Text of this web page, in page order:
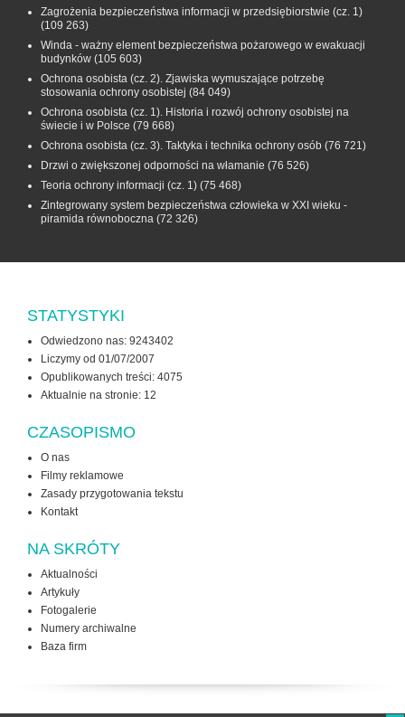
Zagrożenia bezpieczeństwa informacji w przedsiębiorstwie (cz. 1)
(109 263)
Winda - ważny element bezpieczeństwa pożarowego w ewakuacji
budynków (105 603)
Ochrona osobista (cz. 2). Zjawiska wymuszające potrzebę
stosowania ochrony osobistej (84 049)
Ochrona osobista (cz. 1). Historia i rozwój ochrony osobistej na
świecie i w Polsce (79 668)
Ochrona osobista (cz. 3). Taktyka i technika ochrony osób (76 721)
Drzwi o zwiększonej odporności na włamanie (76 526)
Teoria ochrony informacji (cz. 1) (75 468)
Zintegrowany system bezpieczeństwa człowieka w XXI wieku -
piramida równoboczna (72 326)
STATYSTYKI
Odwiedzono nas: 9243402
Liczymy od 01/07/2007
Opublikowanych treści: 4075
Aktualnie na stronie: 12
CZASOPISMO
O nas
Filmy reklamowe
Zasady przygotowania tekstu
Kontakt
NA SKRÓTY
Aktualności
Artykuły
Fotogalerie
Numery archiwalne
Baza firm